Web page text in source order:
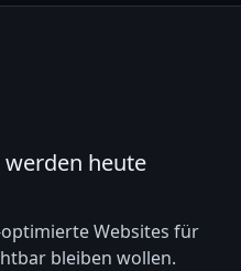
heute
Websites für
bleiben wollen.